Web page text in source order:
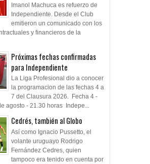
Imanol Machuca es refuerzo de
Independiente. Desde el Club
emitieron un comunicado con los
y financieros de la
Próximas fechas confirmadas
para Independiente
La Liga Profesional dio a conocer
la programacion de las fechas 4 a
7 del Clausura 2026. Fecha 4 -
agosto - 21.30 horas Indepe...
Cedrés, también al Globo
Así como Ignacio Pussetto, el
volante uruguayo Rodrigo
Fernández Cedres, quien
tampoco era tenido en cuenta por